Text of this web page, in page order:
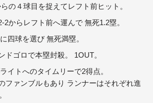
の４球目を捉えてレフト前ヒット。
2からレフト前へ運んで 無死1.2塁。
四球を選び 無死満塁。
ドゴロで本塁封殺。 1OUT。
イトへのタイムリーで2得点。
ファンブルもあり ランナーはそれぞれ進